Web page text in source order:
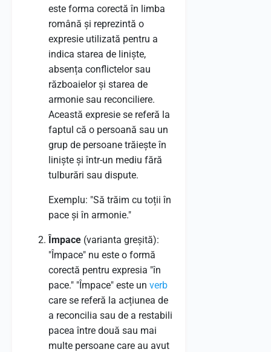
este forma corectă în limba
română și reprezintă o
expresie utilizată pentru a
indica starea de liniște,
absența conflictelor sau
războaielor și starea de
armonie sau reconciliere.
Această expresie se referă la
faptul că o persoană sau un
grup de persoane trăiește în
liniște și într-un mediu fără
tulburări sau dispute.
Exemplu: "Să trăim cu toții în
pace și în armonie."
Împace (varianta greșită):
"Împace" nu este o formă
corectă pentru expresia "în
pace." "Împace" este un verb
care se referă la acțiunea de
a reconcilia sau de a restabili
pacea între două sau mai
multe persoane care au avut